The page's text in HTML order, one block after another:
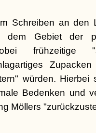
Schreiben an den
dem Gebiet der
frühzeitige
würden. Hierbei
Bedenken und
Möllers